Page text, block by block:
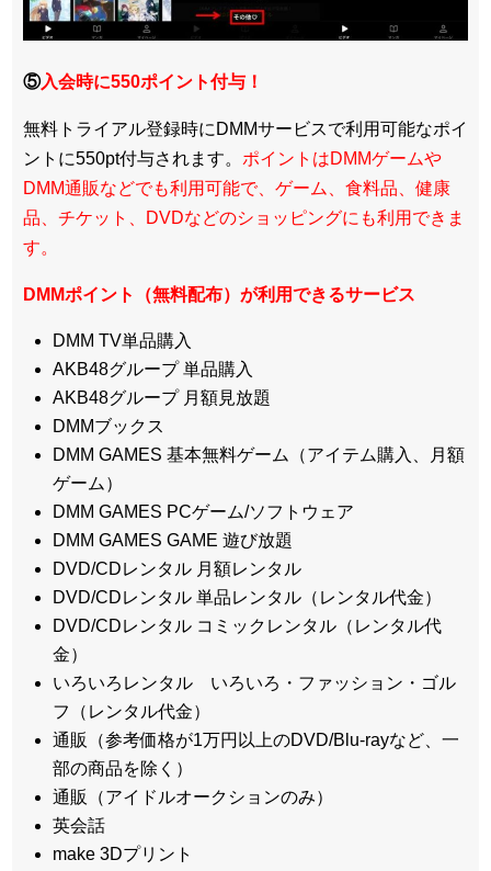
⑤入会時に550ポイント付与！
無料トライアル登録時にDMMサービスで利用可能なポイ
ントに550pt付与されます。 ポイントはDMMゲームや
DMM通販などでも利用可能で、ゲーム、食料品、健康
品、チケット、DVDなどのショッピングにも利用できま
す。
DMMポイント（無料配布）が利用できるサービス
DMM TV単品購入
AKB48グループ 単品購入
AKB48グループ 月額見放題
DMMブックス
DMM GAMES 基本無料ゲーム（アイテム購入、月額
ゲーム）
DMM GAMES PCゲーム/ソフトウェア
DMM GAMES GAME 遊び放題
DVD/CDレンタル 月額レンタル
DVD/CDレンタル 単品レンタル（レンタル代金）
DVD/CDレンタル コミックレンタル（レンタル代
金）
いろいろレンタル いろいろ・ファッション・ゴル
フ（レンタル代金）
通販（参考価格が1万円以上のDVD/Blu-rayなど、一
部の商品を除く）
通販（アイドルオークションのみ）
英会話
make 3Dプリント